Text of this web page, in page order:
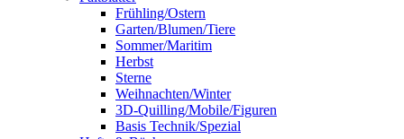
Frühling/Ostern
Garten/Blumen/Tiere
Sommer/Maritim
Herbst
Sterne
Weihnachten/Winter
3D-Quilling/Mobile/Figuren
Basis Technik/Spezial